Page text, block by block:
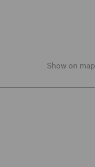
Show on map